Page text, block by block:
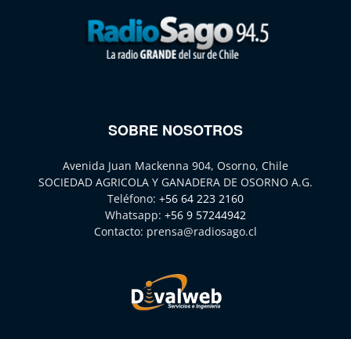
SOBRE NOSOTROS
Avenida Juan Mackenna 904, Osorno, Chile
SOCIEDAD AGRICOLA Y GANADERA DE OSORNO A.G.
Teléfono: +56 64 223 2160
Whatsapp: +56 9 57244942
Contacto: prensa@radiosago.cl